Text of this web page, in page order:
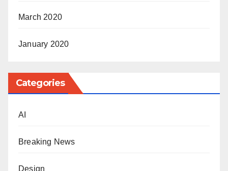
March 2020
January 2020
Categories
AI
Breaking News
Design